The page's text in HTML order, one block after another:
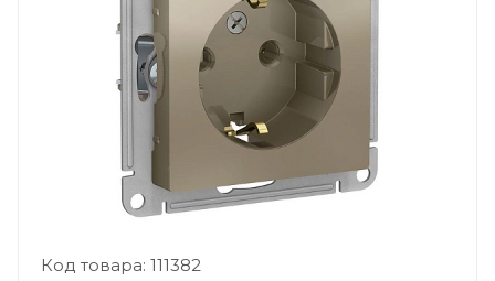
Код товара: 111382